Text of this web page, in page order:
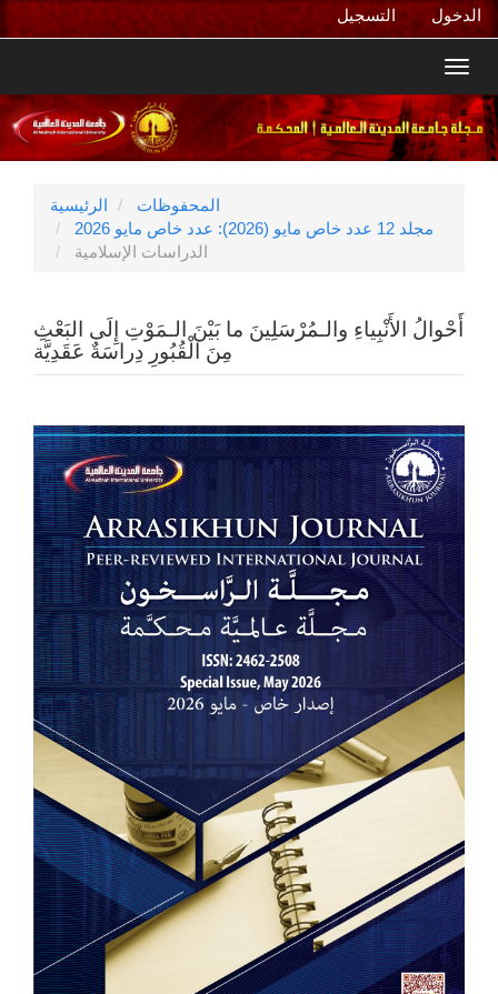
الرئيسي
الشريط
الجانبي
التسجيل الدخول
الرئيسية
المحفوظات
مجلد 12 عدد خاص مايو (2026): عدد خاص مايو 2026
الدراسات الإسلامية
أَحْوالُ الأَنْبِياءِ والـمُرْسَلِينَ ما بَيْنَ الـمَوْتِ إِلَى البَعْثِ
مِنَ الْقُبُورِ دِراسَةٌ عَقَدِيَّة
الشريط
الجانبي
للمقالة